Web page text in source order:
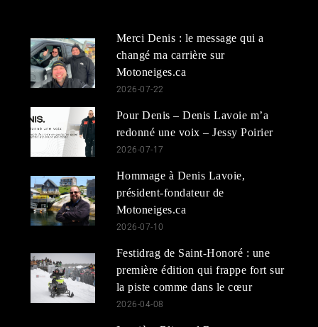
Merci Denis : le message qui a
changé ma carrière sur
Motoneiges.ca
2026-07-22
Pour Denis – Denis Lavoie m’a
redonné une voix – Jessy Poirier
2026-07-17
Hommage à Denis Lavoie,
président-fondateur de
Motoneiges.ca
2026-07-10
Festidrag de Saint-Honoré : une
première édition qui frappe fort sur
la piste comme dans le cœur
2026-04-08